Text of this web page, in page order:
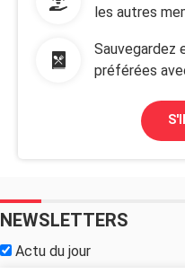
les autres
Sauvegardez
préférées
NEWSLETTERS
Actu du jour